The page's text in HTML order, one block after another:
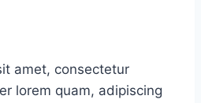
amet, consectetur
lorem quam, adipiscing